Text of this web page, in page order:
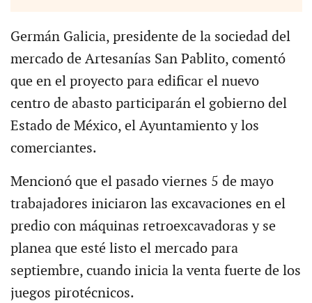
Germán Galicia, presidente de la sociedad del
mercado de Artesanías San Pablito, comentó
que en el proyecto para edificar el nuevo
centro de abasto participarán el gobierno del
Estado de México, el Ayuntamiento y los
comerciantes.
Mencionó que el pasado viernes 5 de mayo
trabajadores iniciaron las excavaciones en el
predio con máquinas retroexcavadoras y se
planea que esté listo el mercado para
septiembre, cuando inicia la venta fuerte de los
juegos pirotécnicos.